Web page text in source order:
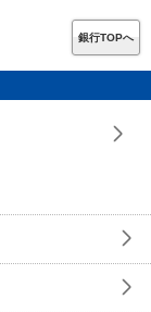
銀行TOPへ